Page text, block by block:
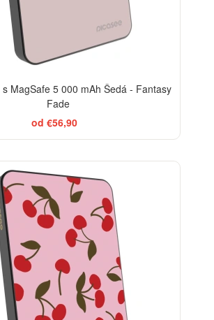
MagSafe 5 000 mAh Šedá - Fantasy
Fade
od €56,90